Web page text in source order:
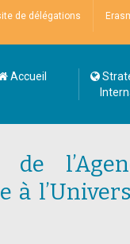
de délégations
Accueil
à